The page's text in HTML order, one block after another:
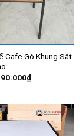
Cafe Gỗ Khung Sắt
₫Giá
hiện
590.000₫.